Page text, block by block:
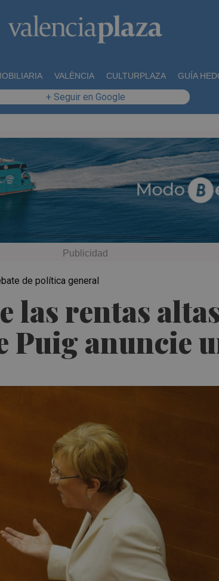
VALÈNCIA CULTURPLAZA GUÍA
+ Seguir en Google
las rentas
Puig anuncie
de política general